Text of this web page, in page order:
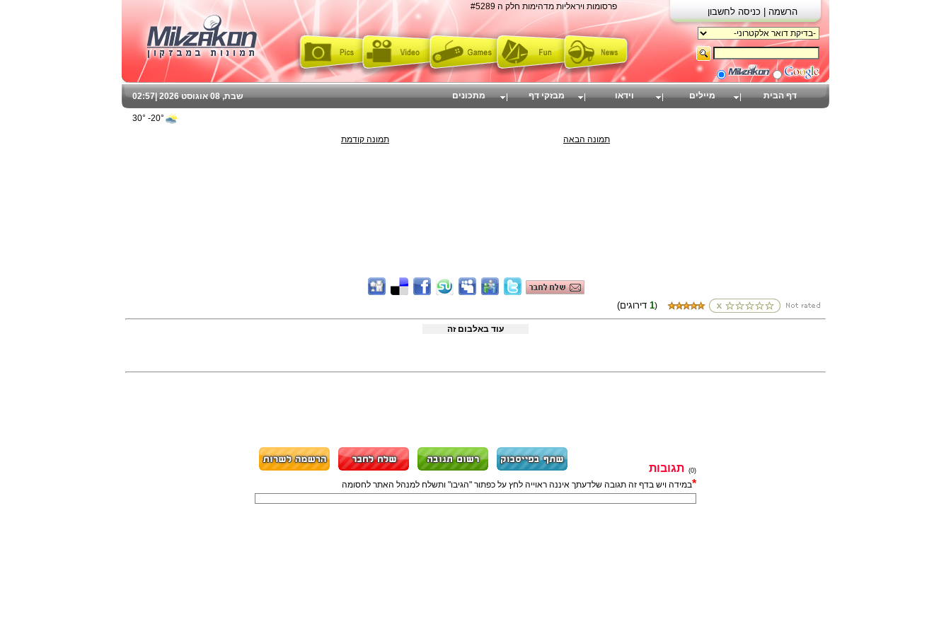
פרסומות ויראליות מדהימות חלק ה #5289
תמונה קודמת תמונה הבאה
1)
עוד באלבום זה
(0)
תגובות
*במידה ויש בדף זה תגובה שלדעתך איננה ראוייה לחץ על כפתור "הגיבו" ותשלח למנהל האתר לחסומה
02:57 שבת, 08 אוגוסט 2026 | דף הבית מיילים וידאו מבזקי דף מתכונים
20°- 30°
הרשמה | כניסה לחשבון